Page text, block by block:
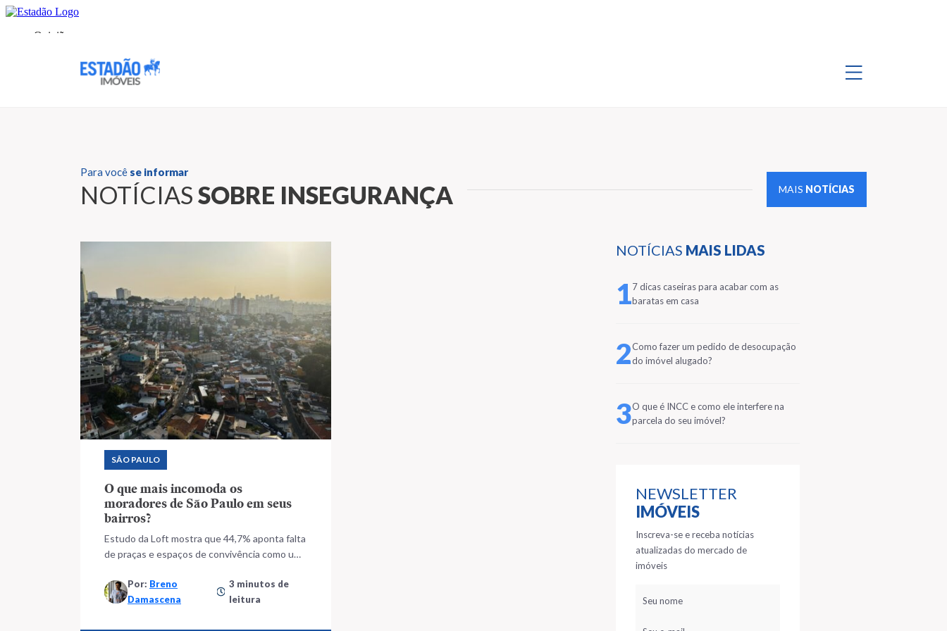
Para você se informar
NOTÍCIASSOBRE INSEGURANÇA MAIS NOTÍCIAS
NOTÍCIAS MAIS LIDAS
17 dicas caseiras para acabar com as
baratas em casa
2Como fazer um pedido de desocupação
do imóvel alugado?
3O que é INCC e como ele interfere na
parcela do seu imóvel?
NEWSLETTER
IMÓVEIS
Inscreva-se e receba notícias
atualizadas do mercado de
imóveis
SÃO PAULO
O que mais incomoda os
moradores de São Paulo em seus
bairros?
Estudo da Loft mostra que 44,7% aponta falta
de praças e espaços de convivência como um
Por: Breno
Damascena
3 minutos de
leitura